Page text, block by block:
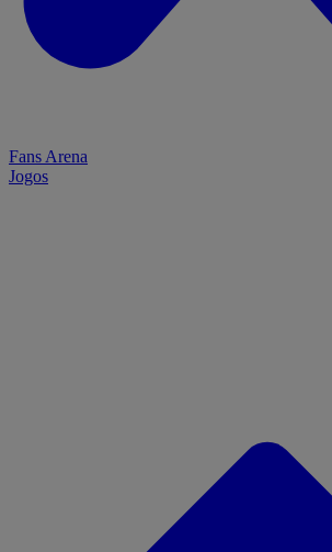
Fans Arena
Jogos